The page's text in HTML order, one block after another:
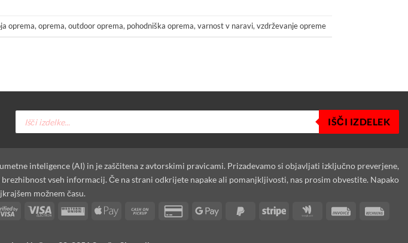
oprema,oprema,outdoor oprema, pohodniška oprema,varnost v naravi,vzdrževanje opreme
Products
search
IŠČI IZDELEK
inteligence (AI) in je zaščitena z avtorskimi pravicami. Prizadevamo si objavljati izključno preverjene,
vseh informacij. Če na strani odkrijete napake ali pomanjkljivosti, nas prosim obvestite. Napako
možnem času.
Visa
Visa
Western Apple
Cash
Credit
Google
PayPal
Stripe
Google
Invoice